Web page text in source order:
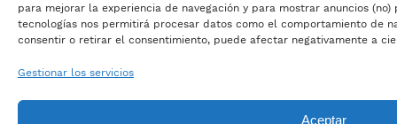
para mejorar la experiencia de navegación y para mostrar anuncios
tecnologías nos permitirá procesar datos como el comportamiento de
consentir o retirar el consentimiento, puede afectar negativamente a
Gestionar los servicios
Aceptar